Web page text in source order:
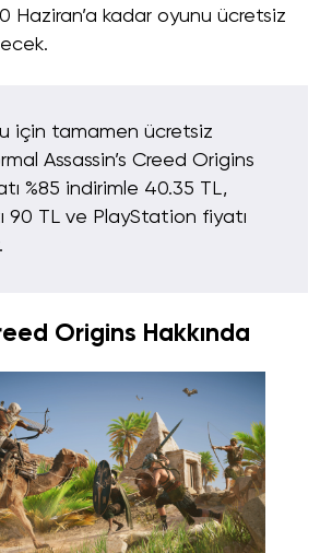
Haziran’a kadar oyunu ücretsiz
için tamamen ücretsiz
Assassin’s Creed Origins
%85 indirimle 40.35 TL,
90 TL ve PlayStation fiyatı
Origins Hakkında